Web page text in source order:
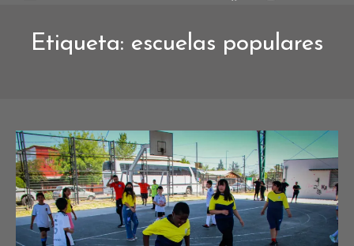
Etiqueta: escuelas populares